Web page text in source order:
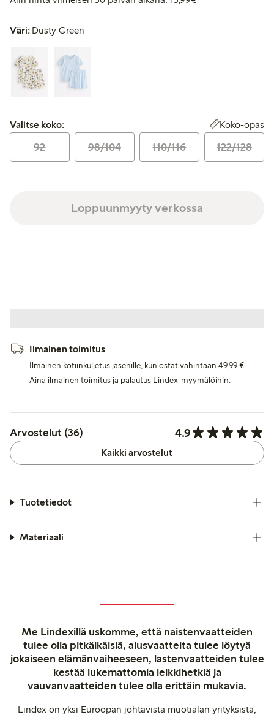
Väri: Dusty Green
Valitse koko:
Valitse koko: Koko-opas
92 98/104 110/116 122/128
Loppuunmyyty verkossa
Ilmainen toimitus
Ilmainen kotiinkuljetus jäsenille, kun ostat vähintään 49,99 €.
Aina ilmainen toimitus ja palautus Lindex-myymälöihin.
Arvostelut (36) 4.9
Kaikki arvostelut
Tuotetiedot
Materiaali
Me Lindexillä uskomme, että naistenvaatteiden
tulee olla pitkäikäisiä, alusvaatteita tulee löytyä
jokaiseen elämänvaiheeseen, lastenvaatteiden tulee
kestää lukemattomia leikkihetkiä ja
vauvanvaatteiden tulee olla erittäin mukavia.
Lindex on yksi Euroopan johtavista muotialan yrityksistä,